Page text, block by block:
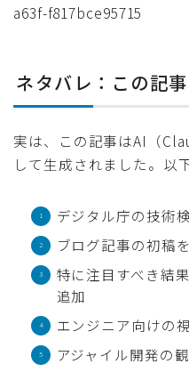
a63f-f817bce95715
ネタバレ：この記
実は、この記事はAI（
して生成されました。以
デジタル庁の技術
ブログ記事の初稿
特に注目すべき結
追加
エンジニア向けの
アジャイル開発の